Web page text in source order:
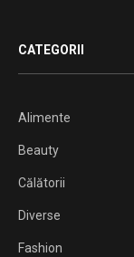
CATEGORII
Alimente
Beauty
Călătorii
Diverse
Fashion